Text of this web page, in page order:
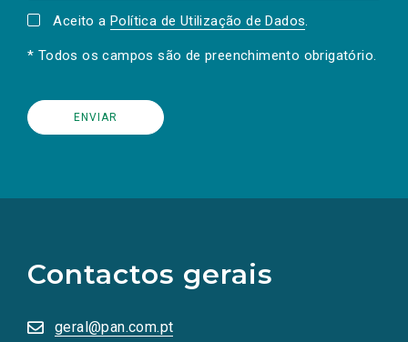
Aceito a Política de Utilização de Dados.
* Todos os campos são de preenchimento obrigatório.
Contactos gerais
geral@pan.com.pt
redes
sociais
numa
nova